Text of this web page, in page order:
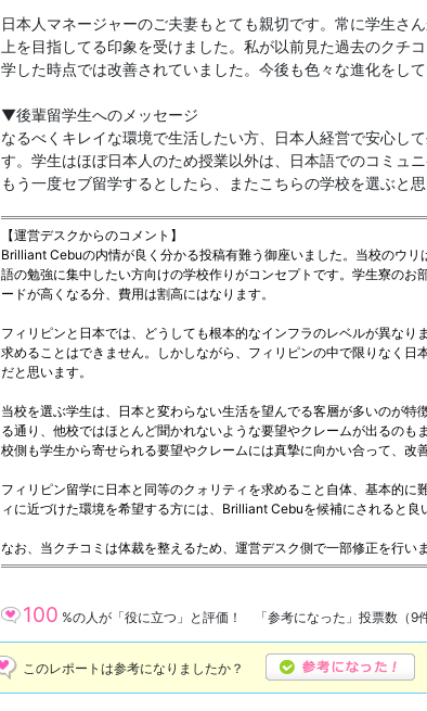
日本人マネージャーのご夫妻もとても親切です。常に学生さ
上を目指してる印象を受けました。私が以前見た過去のクチ
学した時点では改善されていました。今後も色々な進化をして
▼後輩留学生へのメッセージ
なるべくキレイな環境で生活したい方、日本人経営で安心し
す。学生はほぼ日本人のため授業以外は、日本語でのコミュ
もう一度セブ留学するとしたら、またこちらの学校を選ぶと思
【運営デスクからのコメント】
Brilliant Cebuの内情が良く分かる投稿有難う御座いました。当校のウ
語の勉強に集中したい方向けの学校作りがコンセプトです。学生寮のお
ードが高くなる分、費用は割高にはなります。
フィリピンと日本では、どうしても根本的なインフラのレベルが異なり
求めることはできません。しかしながら、フィリピンの中で限りなく日
だと思います。
当校を選ぶ学生は、日本と変わらない生活を望んでる客層が多いのが特
る通り、他校ではほとんど聞かれないような要望やクレームが出るのも
校側も学生から寄せられる要望やクレームには真摯に向かい合って、改
フィリピン留学に日本と同等のクォリティを求めること自体、基本的に
ィに近づけた環境を希望する方には、Brilliant Cebuを候補にされると良
なお、当クチコミは体裁を整えるため、運営デスク側で一部修正を行いま
100 %の人が「役に立つ」と評価！ 「参考になった」投票数（9
このレポートは参考になりましたか？